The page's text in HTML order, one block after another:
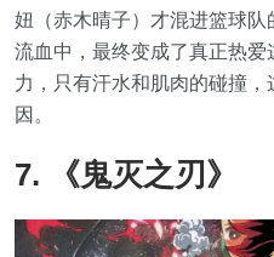
妞（赤木晴子）才混进篮球
流血中，最终变成了真正热
力，只有汗水和肌肉的碰撞
因。
7. 《鬼灭之刃》